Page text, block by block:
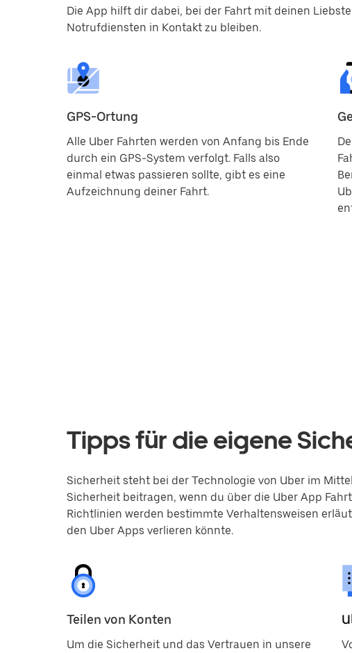
Die App hilft dir dabei, bei der Fahrt mit deinen
Notrufdiensten in Kontakt zu bleiben.
GPS-Ortung
Alle Uber Fahrten werden von Anfang bis Ende
durch ein GPS-System verfolgt. Falls also
einmal etwas passieren sollte, gibt es eine
Aufzeichnung deiner Fahrt.
Tipps für die eigene
Sicherheit steht bei der Technologie von Uber im
Sicherheit beitragen, wenn du über die Uber App
Richtlinien werden bestimmte Verhaltensweisen
den Uber Apps verlieren könnte.
Teilen von Konten
Um die Sicherheit und das Vertrauen in unsere